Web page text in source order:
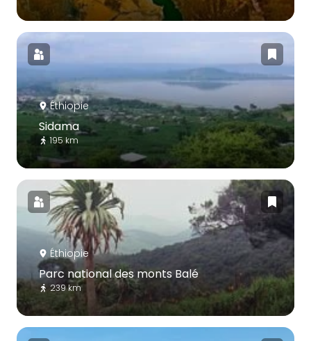
Éthiopie
Sidama
195 km
Éthiopie
Parc national des monts Balé
239 km